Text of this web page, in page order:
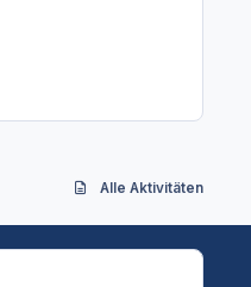
Alle Aktivitäten